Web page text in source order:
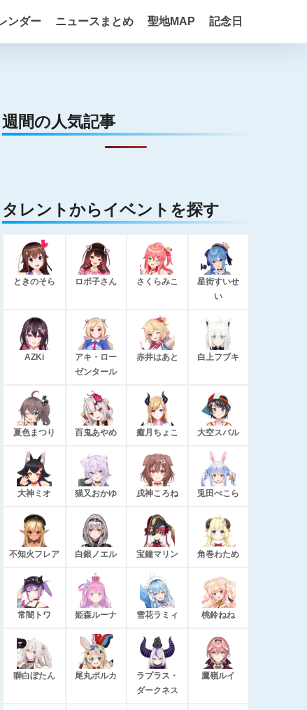
ンダー ニュースまとめ 聖地MAP 記念日
週間の人気記事
タレントからイベントを探す
ときのそら ロボ子さん さくらみこ
星街すいせ
い
AZKi
アキ・ロー
ゼンタール
赤井はあと 白上フブキ
夏色まつり 百鬼あやめ 癒月ちょこ 大空スバル
大神ミオ 猫又おかゆ 戌神ころね 兎田ぺこら
不知火フレア 白銀ノエル 宝鐘マリン 角巻わため
常闇トワ 姫森ルーナ 雪花ラミィ 桃鈴ねね
獅白ぼたん 尾丸ポルカ
ラプラス・
ダークネス
鷹嶺ルイ